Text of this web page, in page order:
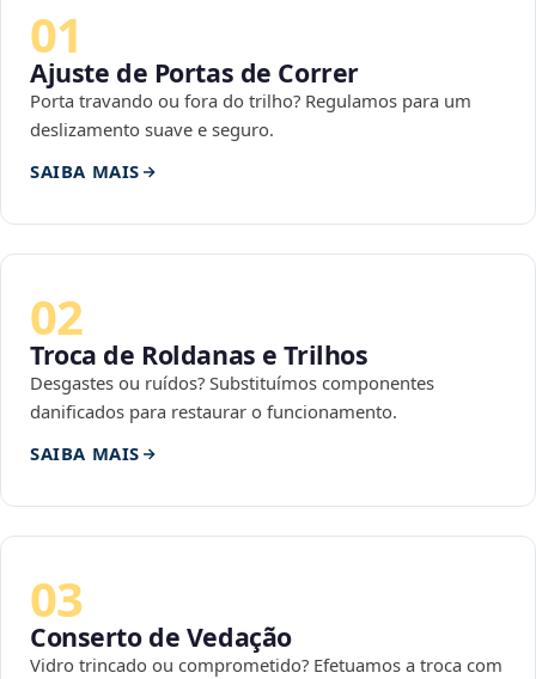
01
Ajuste de Portas de Correr
Porta travando ou fora do trilho? Regulamos para um
deslizamento suave e seguro.
SAIBA MAIS
02
Troca de Roldanas e Trilhos
Desgastes ou ruídos? Substituímos componentes
danificados para restaurar o funcionamento.
SAIBA MAIS
03
Conserto de Vedação
Vidro trincado ou comprometido? Efetuamos a troca com